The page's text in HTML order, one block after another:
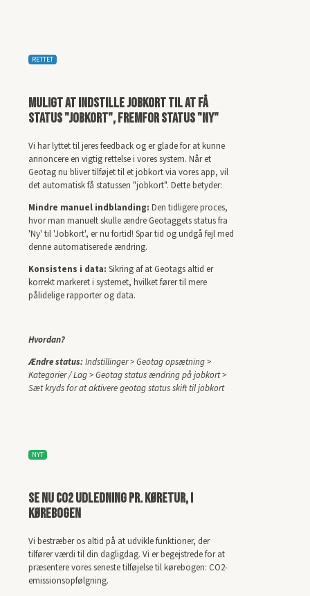
RETTET
Muligt at indstille Jobkort til at få
status "Jobkort", fremfor status "Ny"
Vi har lyttet til jeres feedback og er glade for at kunne
annoncere en vigtig rettelse i vores system. Når et
Geotag nu bliver tilføjet til et jobkort via vores app, vil
det automatisk få statussen "jobkort". Dette betyder:
Mindre manuel indblanding: Den tidligere proces,
hvor man manuelt skulle ændre Geotaggets status fra
'Ny' til 'Jobkort', er nu fortid! Spar tid og undgå fejl med
denne automatiserede ændring.
Konsistens i data: Sikring af at Geotags altid er
korrekt markeret i systemet, hvilket fører til mere
pålidelige rapporter og data.
Hvordan?
Ændre status:Indstillinger > Geotag opsætning >
Kategorier / Lag > Geotag status ændring på jobkort >
Sæt kryds for at aktivere geotag status skift til jobkort
NYT
Se nu CO2 udledning pr. køretur, i
kørebogen
Vi bestræber os altid på at udvikle funktioner, der
tilfører værdi til din dagligdag. Vi er begejstrede for at
præsentere vores seneste tilføjelse til kørebogen: CO2-
emissionsopfølgning.